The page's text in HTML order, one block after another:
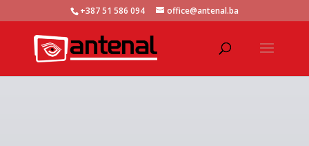
+387 51 586 094 office@antenal.ba